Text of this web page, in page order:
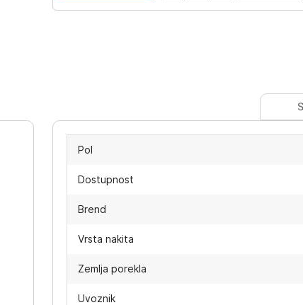
Pol
Dostupnost
Brend
Vrsta nakita
Zemlja porekla
Uvoznik